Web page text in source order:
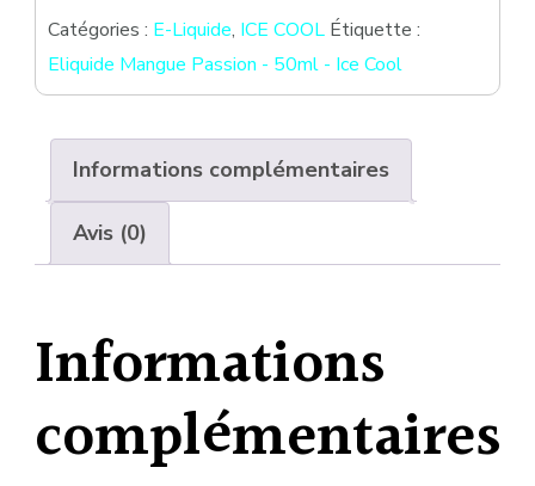
Catégories : E-Liquide, ICE COOL Étiquette :
Eliquide Mangue Passion - 50ml - Ice Cool
Informations complémentaires
Avis (0)
Informations
complémentaires